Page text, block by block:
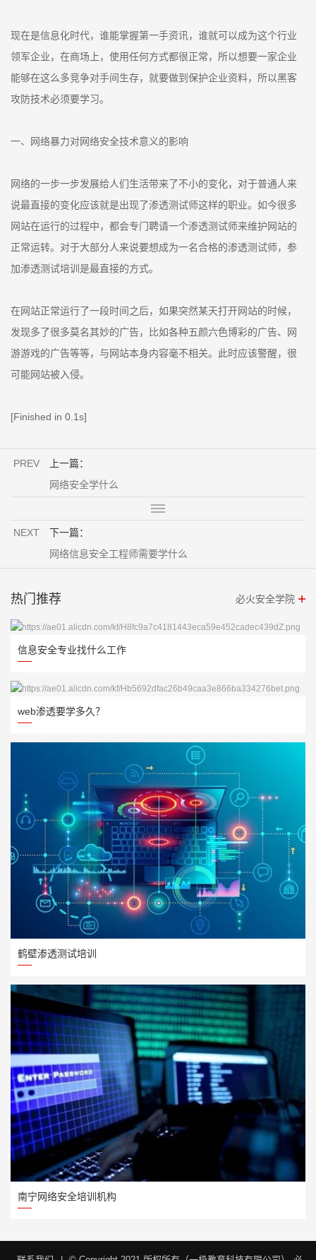
现在是信息化时代，谁能掌握第一手资讯，谁就可以成为这个行业
领军企业，在商场上，使用任何方式都很正常，所以想要一家企业
能够在这么多竞争对手间生存，就要做到保护企业资料，所以黑客
攻防技术必须要学习。
一、网络暴力对网络安全技术意义的影响
网络的一步一步发展给人们生活带来了不小的变化，对于普通人来
说最直接的变化应该就是出现了渗透测试师这样的职业。如今很多
网站在运行的过程中，都会专门聘请一个渗透测试师来维护网站的
正常运转。对于大部分人来说要想成为一名合格的渗透测试师，参
加渗透测试培训是最直接的方式。
在网站正常运行了一段时间之后，如果突然某天打开网站的时候，
发现多了很多莫名其妙的广告，比如各种五颜六色博彩的广告、网
游游戏的广告等等，与网站本身内容毫不相关。此时应该警醒，很
可能网站被入侵。
[Finished in 0.1s]
PREV
上一篇：
网络安全学什么
NEXT
下一篇：
网络信息安全工程师需要学什么
热门推荐 必火安全学院
信息安全专业找什么工作
web渗透要学多久？
鹤壁渗透测试培训
南宁网络安全培训机构